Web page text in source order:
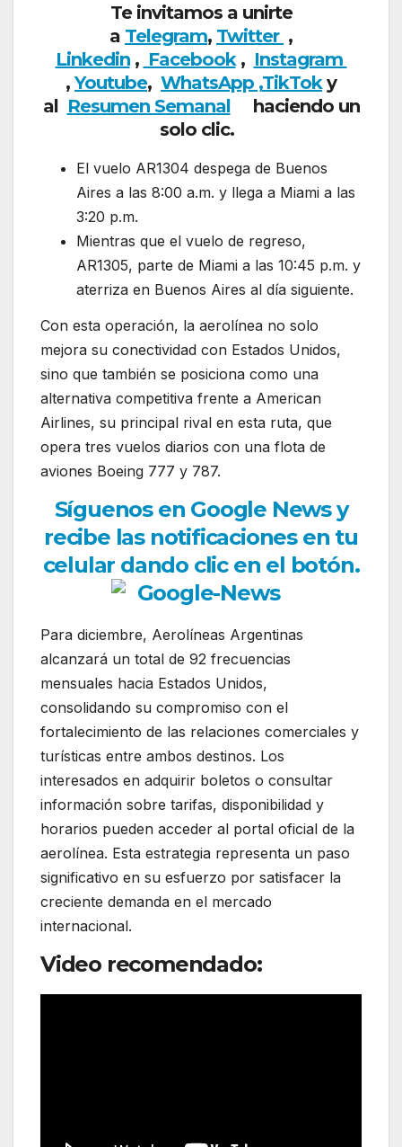
Te invitamos a unirte
a Telegram, Twitter ,
Linkedin, Facebook, Instagram
,Youtube, WhatsApp ,TikToky
al Resumen Semanalhaciendo un
solo clic.
El vuelo AR1304 despega de Buenos
Aires a las 8:00 a.m. y llega a Miami a las
3:20 p.m.
Mientras que el vuelo de regreso,
AR1305, parte de Miami a las 10:45 p.m. y
aterriza en Buenos Aires al día siguiente.
Con esta operación, la aerolínea no solo
mejora su conectividad con Estados Unidos,
sino que también se posiciona como una
alternativa competitiva frente a American
Airlines, su principal rival en esta ruta, que
opera tres vuelos diarios con una flota de
aviones Boeing 777 y 787.
Síguenos en Google News y
recibe las notificaciones en tu
celular dando clic en el botón.
Para diciembre, Aerolíneas Argentinas
alcanzará un total de 92 frecuencias
mensuales hacia Estados Unidos,
consolidando su compromiso con el
fortalecimiento de las relaciones comerciales y
turísticas entre ambos destinos. Los
interesados en adquirir boletos o consultar
información sobre tarifas, disponibilidad y
horarios pueden acceder al portal oficial de la
aerolínea. Esta estrategia representa un paso
significativo en su esfuerzo por satisfacer la
creciente demanda en el mercado
internacional.
Video recomendado: